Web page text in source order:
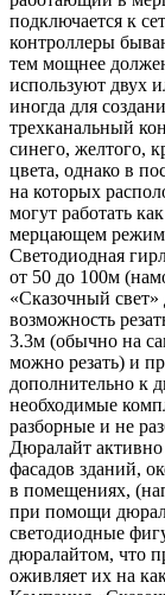
подключается к
контроллеры
тем мощнее
используют двух
иногда для
трехканальный
синего, желтого,
цвета, однако в
на которых
могут работать
мерцающем
Светодиодная
от 50 до 100м
«Сказочный
возможность
3.3м (обычно на
можно резать) и
дополнительно к
необходимые
разборные и не
Дюралайт
фасадов зданий,
в помещениях,
при помощи
светодиодные
дюралайтом, что
оживляет их на